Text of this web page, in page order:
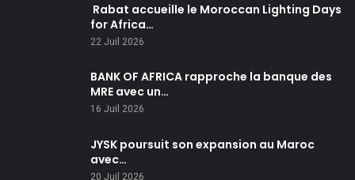
Rabat accueille le Moroccan Lighting Days
for Africa…
22 Juil 2026
BANK OF AFRICA rapproche la banque des
MRE avec un…
16 Juil 2026
JYSK poursuit son expansion au Maroc
avec…
20 Juil 2026